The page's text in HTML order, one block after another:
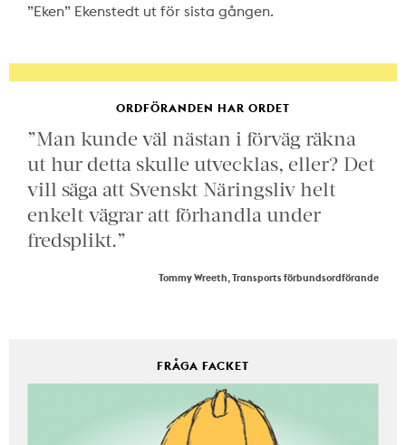
”Eken” Ekenstedt ut för sista gången.
ORDFÖRANDEN HAR ORDET
”Man kunde väl nästan i förväg räkna
ut hur detta skulle utvecklas, eller? Det
vill säga att Svenskt Näringsliv helt
enkelt vägrar att förhandla under
fredsplikt.”
Tommy Wreeth, Transports förbundsordförande
FRÅGA FACKET